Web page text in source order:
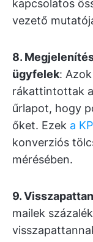
kapcsolatos
vezető
8.
ügyfelek:
rákattintottak
űrlapot, hogy
őket. Ezek a
konverziós
mérésében.
9.
mailek